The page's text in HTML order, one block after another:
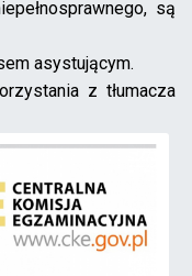
są
asystującym.
z tłumacza